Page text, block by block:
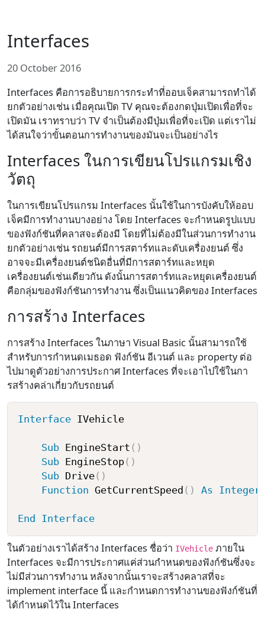
Interfaces
20 October 2016
Interfaces คือการอธิบายการกระทำที่ออบเจ็คสามารถทำได้
ยกตัวอย่างเช่น เมื่อคุณเปิด TV คุณจะต้องกดปุ่มเปิดเพื่อที่จะ
เปิดมัน เราทราบว่า TV จำเป็นต้องมีปุ่มเพื่อที่จะเปิด แต่เราไม่
ได้สนใจว่าขั้นตอนการทำงานของมันจะเป็นอย่างไร
Interfaces ในการเขียนโปรแกรมเชิง
วัตถุ
ในการเขียนโปรแกรม Interfaces นั้นใช้ในการบังคับให้ออบ
เจ็คมีการทำงานบางอย่าง โดย Interfaces จะกำหนดรูปแบบ
ของฟังก์ชันที่คลาสจะต้องมี โดยที่ไม่ต้องมีในส่วนการทำงาน
ยกตัวอย่างเช่น รถยนต์มีการสตาร์ทและดับเครื่องยนต์ ซึ่ง
อาจจะมีเครื่องยนต์ชนิดอื่นที่มีการสตาร์ทและหยุด
เครื่องยนต์เช่นเดียวกัน ดังนั้นการสตาร์ทและหยุดเครื่องยนต์
คือกลุ่มของฟังก์ชันการทำงาน ซึ่งเป็นแนวคิดของ Interfaces
การสร้าง Interfaces
การสร้าง Interfaces ในภาษา Visual Basic นั้นสามารถใช้
สำหรับการกำหนดเมธอด ฟังก์ชัน อีเวนต์ และ property ต่อ
ไปมาดูตัวอย่างการประกาศ Interfaces ที่จะเอาไปใช้ในกา
รสร้างคล่าเกี่ยวกับรถยนต์
Interface IVehicle
Sub EngineStart ( )
Sub EngineStop( )
Sub Drive( )
Function GetCurrentSpeed ( ) As Integer
End Interface
ในตัวอย่างเราได้สร้าง Interfaces ชื่อว่า IVehicle ภายใน
Interfaces จะมีการประกาศแค่ส่วนกำหนดของฟังก์ชันซึ่งจะ
ไม่มีส่วนการทำงาน หลังจากนั้นเราจะสร้างคลาสที่จะ
implement interface นี้ และกำหนดการทำงานของฟังก์ชันที่
ได้กำหนดไว้ใน Interfaces